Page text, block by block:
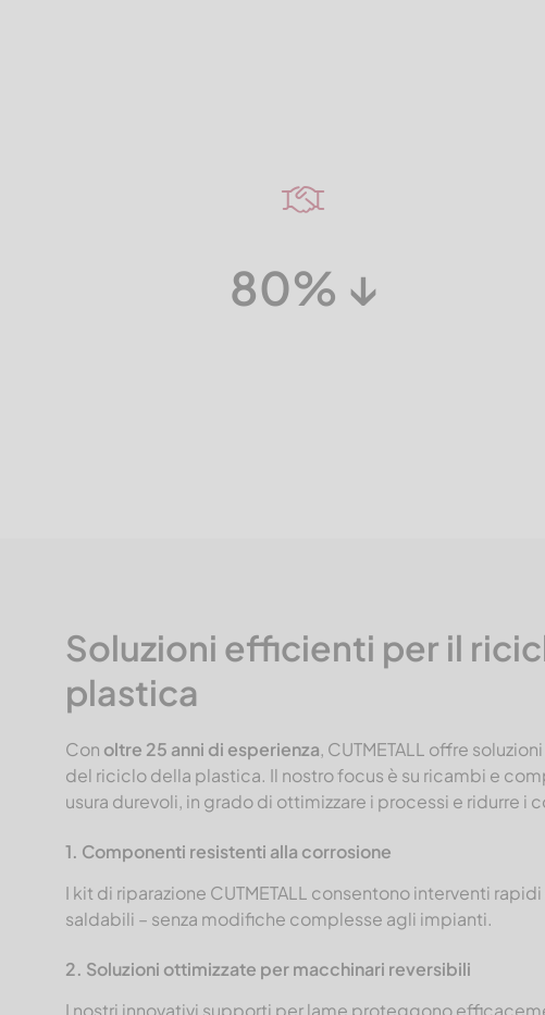
80% ↓
Soluzioni efficienti per il
plastica
Con oltre 25 anni di esperienza, CUTMETALL offre
del riciclo della plastica. Il nostro focus è su ricambi e
usura durevoli, in grado di ottimizzare i processi e ridurre i
1. Componenti resistenti alla corrosione
I kit di riparazione CUTMETALL consentono interventi
saldabili – senza modifiche complesse agli impianti.
2. Soluzioni ottimizzate per macchinari reversibili
I nostri innovativi supporti per lame proteggono